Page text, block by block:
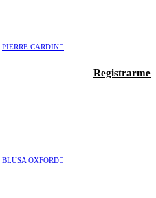
PIERRE CARDIN
Registrarme
BLUSA OXFORD